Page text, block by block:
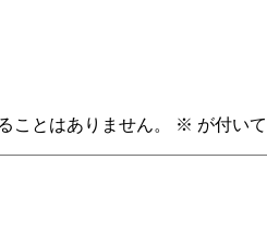
ことはありません。 ※ が付い